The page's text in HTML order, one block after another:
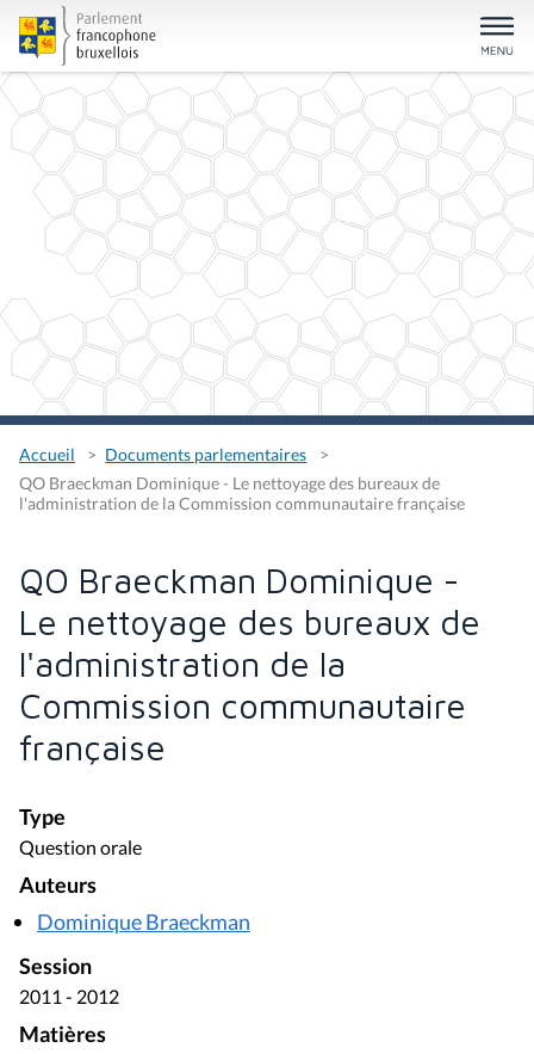
Accueil
Documents parlementaires
QO Braeckman Dominique - Le nettoyage des bureaux de
l'administration de la Commission communautaire française
QO Braeckman Dominique -
Le nettoyage des bureaux de
l'administration de la
Commission communautaire
française
Type
Question orale
Auteurs
Dominique Braeckman
Session
2011 - 2012
Matières